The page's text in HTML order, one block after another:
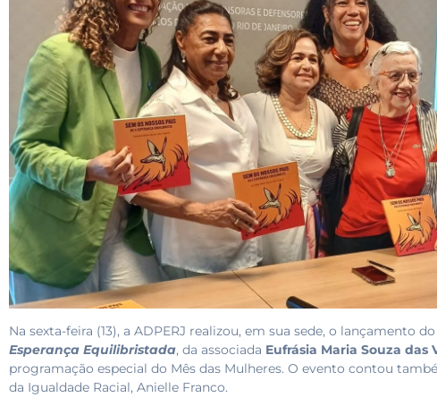
Na sexta-feira (13), a ADPERJ realizou, em sua sede, o lançamento
Esperança Equilibristada, da associada Eufrásia Maria Souza das
programação especial do Mês das Mulheres. O evento contou
da Igualdade Racial, Anielle Franco.